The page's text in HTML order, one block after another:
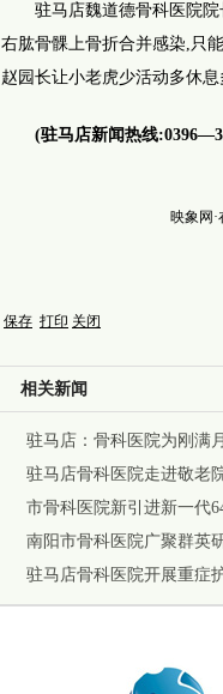
驻马店魏道德骨科医院院
右肱骨髁上骨折合并感染,只
赵园长让小老虎少活动多休
(驻马店新闻热线
映象网
保存 打印 关闭
相关新闻
驻马店：骨科医院为刚满
驻马店骨科医院走进敬老
市骨科医院新引进新一代
南阳市骨科医院广聚群英
驻马店骨科医院开展重症